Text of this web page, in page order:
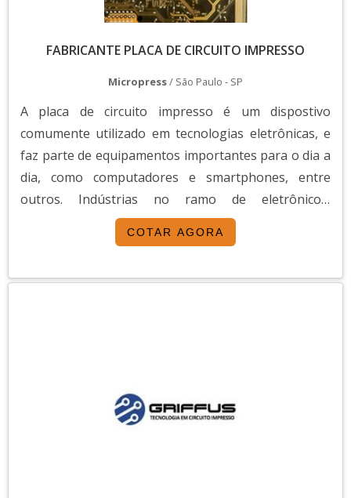
FABRICANTE PLACA DE CIRCUITO IMPRESSO
Micropress/ São Paulo - SP
A placa de circuito impresso é um dispostivo
comumente utilizado em tecnologias eletrônicas, e
faz parte de equipamentos importantes para o dia a
dia, como computadores e smartphones, entre
outros. Indústrias no ramo de eletrônicos,
entretenimento, automotivo, telecomunicações,
aeroespacial e muitas outras, têm uma grande
empresa fabricante placa de circuito
segurança oferecida por um fabricante placas de
circuito impresso. As vantagens são muitas:.
COTAR AGORA